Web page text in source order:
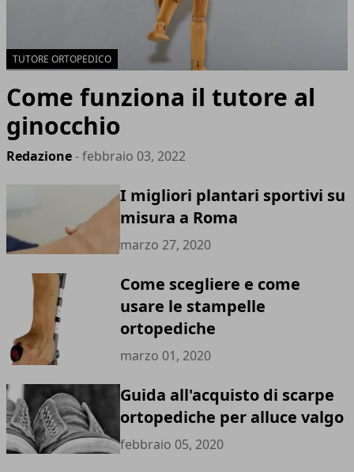
TUTORE ORTOPEDICO
Come funziona il tutore al
ginocchio
Redazione- febbraio 03, 2022
I migliori plantari sportivi su
misura a Roma
marzo 27, 2020
Come scegliere e come
usare le stampelle
ortopediche
marzo 01, 2020
Guida all'acquisto di scarpe
ortopediche per alluce valgo
febbraio 05, 2020